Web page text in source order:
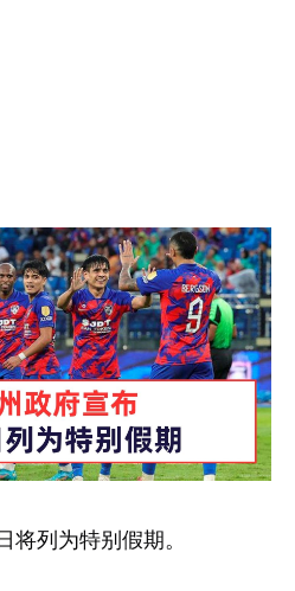
将列为特别假期。